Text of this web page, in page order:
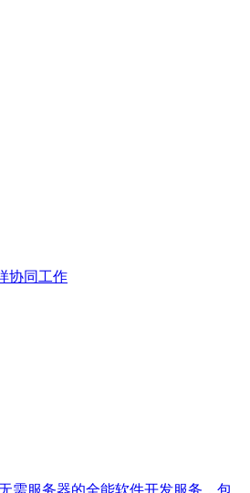
协同工作
需服务器的全能软件开发服务，包